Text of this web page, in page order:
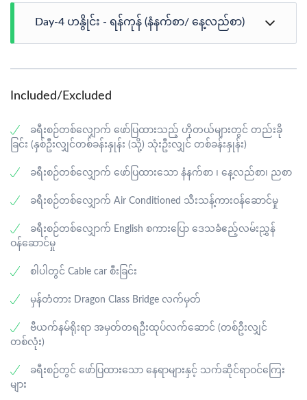
ရိုက်ကြပြီးနောက် ၂၂၀၀ မီတာအမြင့်ရှိပြီး ၆၀၀ မီတာ
ရှည်လျားသည့် အရှေ့တောင်အာရှတွင်အမြင့်ဆုံး မှန်တံတား
ဖြစ်ပြီး တောင်ကမ်းပါးမှ ၆၀ မီတာအကွာတွင်တည်ရှိပြီး လာ
ရောက်လည်ပတ်သူတိုင်း လေထဲတွင် လွင့်မျောနေသကဲ့သို့
Elevator ဖြင့် တက်ရောက်ပြီး ပျော်ရွှင်စွာသွားရောက်
လည်ပတ်ကြပါမည်။ Elevator တစ်စီးလျှင် လူဦးရေ ၃၀ ဦး
စိတ်လှုပ်ရှားစွာ ခံစားနိုင်စေရန် မျက်နှာပြင်လေးဖက်စလုံး
တွင် ဖန်သားများဖြင့် ပြုလုပ်တည်ဆောက်ထားပါသည်။
ပါဝင်ပါ) · ညစာအား ဒေသစားသောက်ဆိုင်တွင် သုံးဆောင်
အိပ်စက်ကြပါမည်။
ပြုလုပ်ကာ တောင်ပေါ်ဒေသ သဘာဝအလှများအပြင်
ကြည့်ရှုရင်း ဝယ်ယူနိုင်ပါမည်။ · ခရီးလမ်းတစ်လျှောက်
နေသည့် စပါးခင်းများ၊ ရေတံခွန်များတလျှောက် ပျော်ရွှင်စွာ
အမှတ်တရဓာတ်ပုံများ ရိုက်ကြပါမည်။ ထိုမှတဆင့် နာမည်
ကျော် Moana Sapa Café သို့ သွားရောက်ရင်း ဗီယက်နမ်
ရိုးရာကော်ဖီများအားလည်း မိမိတို့၏ ကိုယ်ပိုင်အသုံးစရိတ်
များဖြင့် ပျော်ရွှင်စွာမြည်းစမ်းကြပါမည်။ · နေ့လည်စာအား
ဒေသစားသောက်ဆိုင်တွင် သုံးဆောင်ပြီးနောက် ၃၁၄၇ မီတာ
ခန့်အမြင့်ရှိသည့် Fansipan တောင်ထိပ်သို့ Cable Car ဖြင့်
သွားရောက်လည်ပတ်ပါမည်။ Fansipan တောင်ပေါ်မှတဆင့်
ရင်သပ်ရှုမောဖွယ်ရာ တောင်တန်းသဘာဝရှုခင်းများကို ခံစား
လေ့လာပြီးနောက် အမြင့် ၁၂.၅ မီတာရှိပြီး ခေတ်မီနည်းပညာ
ကို အသုံးပြုကာ ကြေးချည်တန်ချိန် ၅၀ ကျော်ဖြင့် သွန်းလုပ်
ထားသည့် Amitabha Buddha အကြီးမားဆုံး ရုပ်ပွားတော်
အား သွားရောက်ဖူးမြော်ကြပါမည်။ · ထိုမှတဆင့် ဟနွိုင်းမြို့
သို့ ပြန်လည်ထွက်ခွာကြပါမည်။ · ညစာအား ဟနွိုင်းရှိဒေသ
စားသောက်ဆိုင်တွင် သုံးဆောင်ပြီးနောက် ဟနွိုင်းမြို့ရှိ
ဟိုတယ်သို့ Check-in ဝင်ကာ အနားယူအိပ်စက်ကြပါမည်။
Day-4 ဟနွိုင်း - ရန်ကုန် (နံနက်စာ/ နေ့လည်စာ)
Check out ပြုလုပ်ကာ ဗီယက်နမ်နိုင်ငံသမ္မတဟိုချီမင်းမှ
လွတ်လပ်ရေးကြေငြာစာတမ်းဖတ်ခဲ့ရာ Ba Dinh Square၊
ချီမင်းနေထိုင်ခဲ့ရာအိမ်၊ (၁၁) ရာစုအစောပိုင်းက တိုင်တစ်လုံး
တည်းဖြင့် တည်ဆောက်ထားသော ရှေးဟောင်း One Pillar
ကြပါမည်။ · Buffet နေ့လည်စာအား ဟင်းအမျိုးပေါင်း ၂၀၀
ကျော် Sen Tay Ho စားသောက်ဆိုင်တွင် သုံးဆောင်ပါမည်။ ·
နောက် ဟနွိုင်းအပြည်ပြည်ဆိုင်ရာလေဆိပ်သို့ ပို့ဆောင်ပေး
ပြီး ထိုမှတဆင့် မြန်မာနိုင်ငံရှိ ရန်ကုန်အပြည်ပြည်ဆိုင်ရာ
မည်ဖြစ်ပါသည်။
Included/Excluded
ခရီးစဉ်တစ်လျှောက် ဖော်ပြထားသည့် ဟိုတယ်များတွင် တည်းခို
ခြင်း (နှစ်ဦးလျှင်တစ်ခန်းနှုန်း (သို့) သုံးဦးလျှင် တစ်ခန်းနှုန်း)
ခရီးစဉ်တစ်လျှောက် ဖော်ပြထားသော နံနက်စာ ၊ နေ့လည်စာ၊ ညစာ
ခရီးစဉ်တစ်လျှောက် Air Conditioned သီးသန့်ကားဝန်ဆောင်မှု
ခရီးစဉ်တစ်လျှောက် English စကားပြော ဒေသခံဧည့်လမ်းညွှန်
ဝန်ဆောင်မှု
စါပါတွင် Cable car စီးခြင်း
မှန်တံတား Dragon Class Bridge လက်မှတ်
ဗီယက်နမ်ရိုးရာ အမှတ်တရဦးထုပ်လက်ဆောင် (တစ်ဦးလျှင်
တစ်လုံး)
ခရီးစဉ်တွင် ဖော်ပြထားသော နေရာများနှင့် သက်ဆိုင်ရာဝင်ကြေး
များ